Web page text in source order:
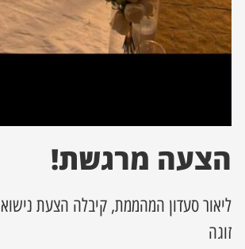
הצעה מרגשת!
ליאור סעדון המהממת, קיבלה הצעת
זוגה